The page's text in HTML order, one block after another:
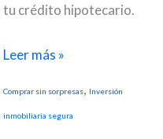
tu crédito hipotecario.
¿Comprar
Leer más »
Comprar sin sorpresas, Inversión
inmobiliaria segura